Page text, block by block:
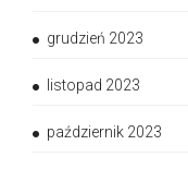
grudzień 2023
listopad 2023
październik 2023